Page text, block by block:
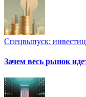
Спецвыпуск:
Зачем весь рынок